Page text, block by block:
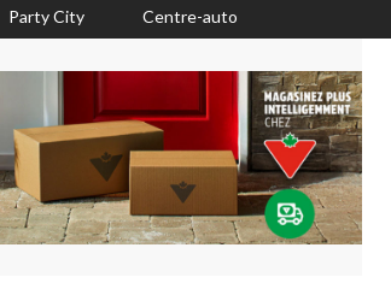
Party City Centre-auto